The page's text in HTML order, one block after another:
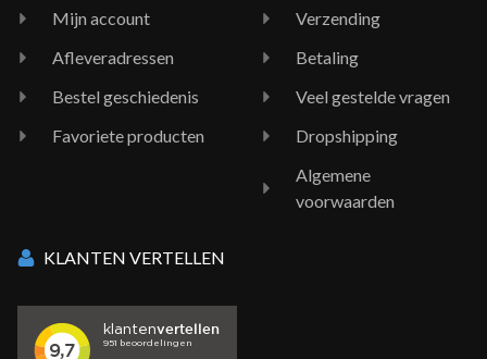
Mijn account
Afleveradressen
Bestel geschiedenis
Favoriete producten
Verzending
Betaling
Veel gestelde vragen
Dropshipping
Algemene
voorwaarden
KLANTEN VERTELLEN